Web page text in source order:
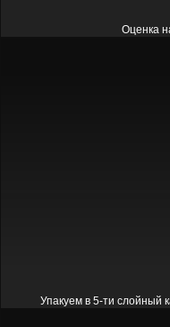
Оценка
Упакуем в 5-ти слойный